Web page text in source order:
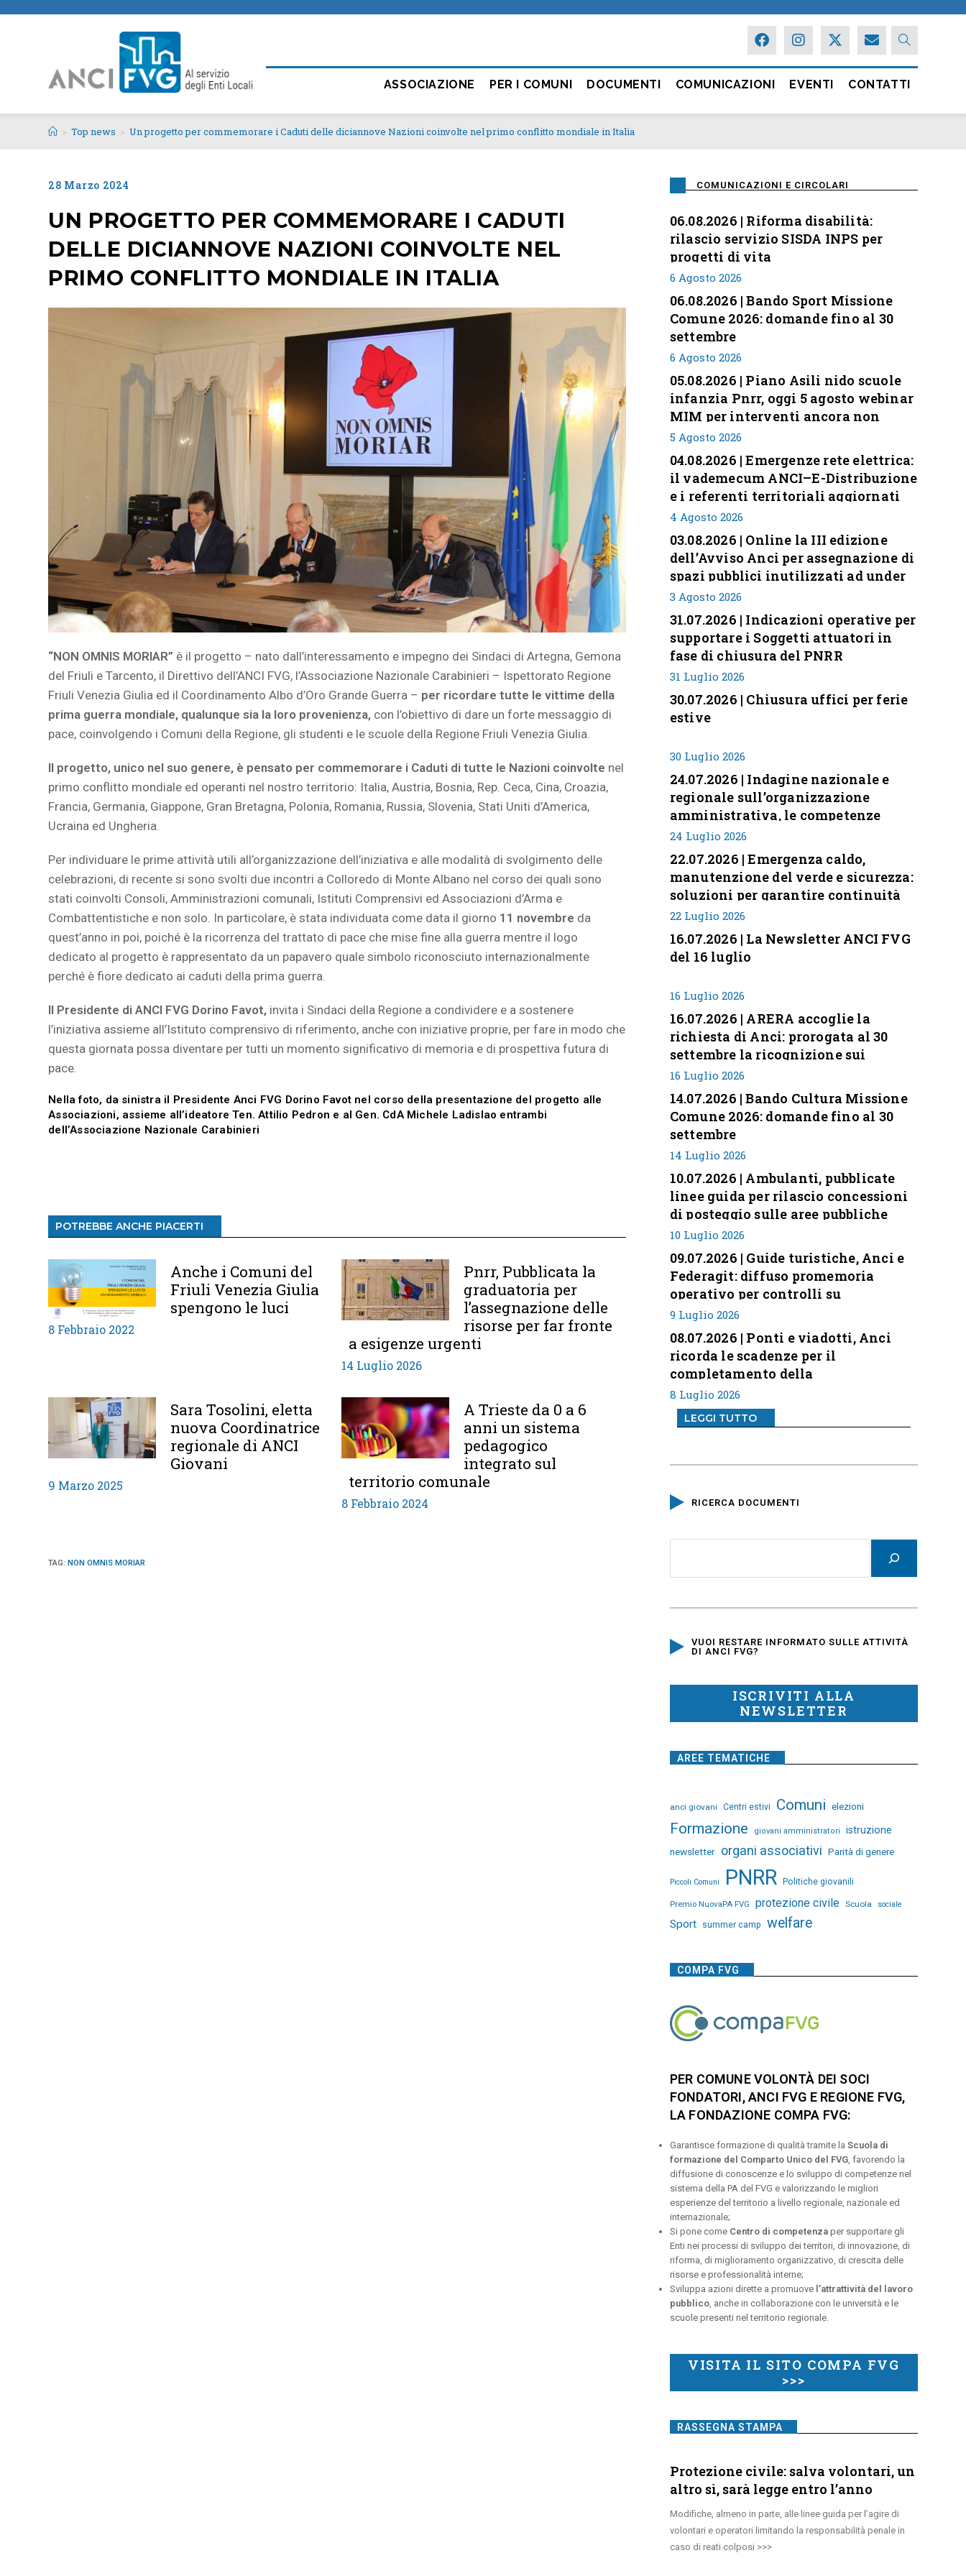
ASSOCIAZIONE PER I COMUNI DOCUMENTI COMUNICAZIONI EVENTI CONTATTI
> Top news > Un progetto per commemorare i Caduti delle diciannove Nazioni coinvolte nel primo conflitto mondiale in Italia
28 Marzo 2024
UN PROGETTO PER COMMEMORARE I CADUTI
DELLE DICIANNOVE NAZIONI COINVOLTE NEL
PRIMO CONFLITTO MONDIALE IN ITALIA
“NON OMNIS MORIAR” è il progetto – nato dall’interessamento e impegno dei Sindaci di Artegna, Gemona
del Friuli e Tarcento, il Direttivo dell’ANCI FVG, l’Associazione Nazionale Carabinieri – Ispettorato Regione
Friuli Venezia Giulia ed il Coordinamento Albo d’Oro Grande Guerra – per ricordare tutte le vittime della
prima guerra mondiale, qualunque sia la loro provenienza, con l’obiettivo di dare un forte messaggio di
pace, coinvolgendo i Comuni della Regione, gli studenti e le scuole della Regione Friuli Venezia Giulia.
Il progetto, unico nel suo genere, è pensato per commemorare i Caduti di tutte le Nazioni coinvolte nel
primo conflitto mondiale ed operanti nel nostro territorio: Italia, Austria, Bosnia, Rep. Ceca, Cina, Croazia,
Francia, Germania, Giappone, Gran Bretagna, Polonia, Romania, Russia, Slovenia, Stati Uniti d’America,
Ucraina ed Ungheria.
Per individuare le prime attività utili all’organizzazione dell’iniziativa e alle modalità di svolgimento delle
celebrazioni, di recente si sono svolti due incontri a Colloredo di Monte Albano nel corso dei quali sono
stati coinvolti Consoli, Amministrazioni comunali, Istituti Comprensivi ed Associazioni d’Arma e
Combattentistiche e non solo. In particolare, è stata individuata come data il giorno 11 novembre da
quest’anno in poi, poiché è la ricorrenza del trattato di pace che mise fine alla guerra mentre il logo
dedicato al progetto è rappresentato da un papavero quale simbolo riconosciuto internazionalmente
perché è fiore dedicato ai caduti della prima guerra.
Il Presidente di ANCI FVG Dorino Favot, invita i Sindaci della Regione a condividere e a sostenere
l’iniziativa assieme all’Istituto comprensivo di riferimento, anche con iniziative proprie, per fare in modo che
questa giornata possa diventare per tutti un momento significativo di memoria e di prospettiva futura di
pace.
Nella foto, da sinistra il Presidente Anci FVG Dorino Favot nel corso della presentazione del progetto alle
Associazioni, assieme all’ideatore Ten. Attilio Pedron e al Gen. CdA Michele Ladislao entrambi
dell’Associazione Nazionale Carabinieri
POTREBBE ANCHE PIACERTI
Anche i Comuni del
Friuli Venezia Giulia
spengono le luci
8 Febbraio 2022
Pnrr, Pubblicata la
graduatoria per
l’assegnazione delle
risorse per far fronte
a esigenze urgenti
14 Luglio 2026
Sara Tosolini, eletta
nuova Coordinatrice
regionale di ANCI
Giovani
9 Marzo 2025
A Trieste da 0 a 6
anni un sistema
pedagogico
integrato sul
territorio comunale
8 Febbraio 2024
TAG:NON OMNIS MORIAR
COMUNICAZIONI E CIRCOLARI
06.08.2026 | Riforma disabilità:
rilascio servizio SISDA INPS per
progetti di vita
6 Agosto 2026
06.08.2026 | Bando Sport Missione
Comune 2026: domande fino al 30
settembre
6 Agosto 2026
05.08.2026 | Piano Asili nido scuole
infanzia Pnrr, oggi 5 agosto webinar
MIM per interventi ancora non
conclusi
5 Agosto 2026
04.08.2026 | Emergenze rete elettrica:
il vademecum ANCI–E-Distribuzione
e i referenti territoriali aggiornati
4 Agosto 2026
03.08.2026 | Online la III edizione
dell’Avviso Anci per assegnazione di
spazi pubblici inutilizzati ad under
35
3 Agosto 2026
31.07.2026 | Indicazioni operative per
supportare i Soggetti attuatori in
fase di chiusura del PNRR
31 Luglio 2026
30.07.2026 | Chiusura uffici per ferie
estive
30 Luglio 2026
24.07.2026 | Indagine nazionale e
regionale sull’organizzazione
amministrativa, le competenze
professionali e i modelli di gestione
nei piccoli Comuni italiani
24 Luglio 2026
22.07.2026 | Emergenza caldo,
manutenzione del verde e sicurezza:
soluzioni per garantire continuità
servizi
22 Luglio 2026
16.07.2026 | La Newsletter ANCI FVG
del 16 luglio
16 Luglio 2026
16.07.2026 | ARERA accoglie la
richiesta di Anci: prorogata al 30
settembre la ricognizione sui
corrispettivi
16 Luglio 2026
14.07.2026 | Bando Cultura Missione
Comune 2026: domande fino al 30
settembre
14 Luglio 2026
10.07.2026 | Ambulanti, pubblicate
linee guida per rilascio concessioni
di posteggio sulle aree pubbliche
10 Luglio 2026
09.07.2026 | Guide turistiche, Anci e
Federagit: diffuso promemoria
operativo per controlli su
professione
9 Luglio 2026
08.07.2026 | Ponti e viadotti, Anci
ricorda le scadenze per il
completamento della
classificazione del rischio
8 Luglio 2026
LEGGI TUTTO
RICERCA DOCUMENTI
VUOI RESTARE INFORMATO SULLE ATTIVITÀ
DI ANCI FVG?
ISCRIVITI ALLA
NEWSLETTER
AREE TEMATICHE
anci giovani Centri estivi Comuni elezioni
Formazione giovani amministratori
istruzione
newsletter organi associativi Parità di genere
Piccoli Comuni PNRR Politiche giovanili
Premio NuovaPA FVG protezione civile Scuola sociale
Sport summer camp welfare
COMPA FVG
PER COMUNE VOLONTÀ DEI SOCI
FONDATORI, ANCI FVG E REGIONE FVG,
LA FONDAZIONE COMPA FVG:
Garantisce formazione di qualità tramite la Scuola di
formazione del Comparto Unico del FVG, favorendo la
diffusione di conoscenze e lo sviluppo di competenze nel
sistema della PA del FVG e valorizzando le migliori
esperienze del territorio a livello regionale, nazionale ed
internazionale;
Si pone come Centro di competenzaper supportare gli
Enti nei processi di sviluppo dei territori, di innovazione, di
riforma, di miglioramento organizzativo, di crescita delle
risorse e professionalità interne;
Sviluppa azioni dirette a promuove l’attrattività del lavoro
pubblico, anche in collaborazione con le università e le
scuole presenti nel territorio regionale.
VISITA IL SITO COMPA FVG
>>>
RASSEGNA STAMPA
Protezione civile: salva volontari, un
altro sì, sarà legge entro l’anno
Modifiche, almeno in parte, alle linee guida per l’agire di
volontari e operatori limitando la responsabilità penale in
caso di reati colposi